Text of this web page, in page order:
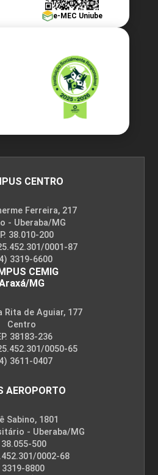
e-MEC Uniube
CENTRO
Ferreira, 217
- Uberaba/MG
38.010-200
0001-87
3319-6600
CEMIG
MG
Rita de Aguiar, 177
Centro
38183-236
0050-65
3611-0407
AEROPORTO
Sabino, 1801
- Uberaba/MG
38.055-500
0002-68
8800